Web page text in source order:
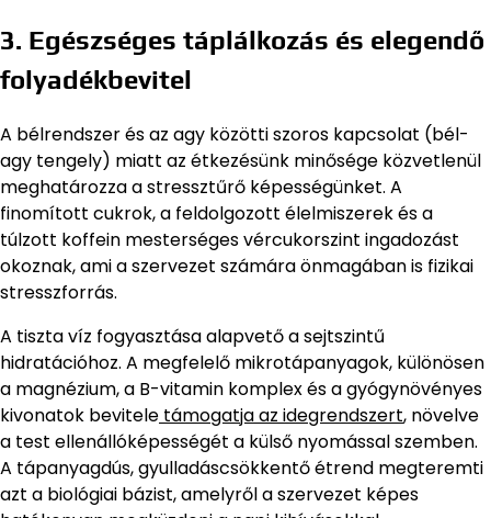
3. Egészséges táplálkozás és elegendő
folyadékbevitel
A bélrendszer és az agy közötti szoros kapcsolat (bél-
agy tengely) miatt az étkezésünk minősége közvetlenül
meghatározza a stressztűrő képességünket. A
finomított cukrok, a feldolgozott élelmiszerek és a
túlzott koffein mesterséges vércukorszint ingadozást
okoznak, ami a szervezet számára önmagában is fizikai
stresszforrás.
A tiszta víz fogyasztása alapvető a sejtszintű
hidratációhoz. A megfelelő mikrotápanyagok, különösen
a magnézium, a B-vitamin komplex és a gyógynövényes
kivonatok bevitele támogatja az idegrendszert, növelve
a test ellenállóképességét a külső nyomással szemben.
A tápanyagdús, gyulladáscsökkentő étrend megteremti
azt a biológiai bázist, amelyről a szervezet képes